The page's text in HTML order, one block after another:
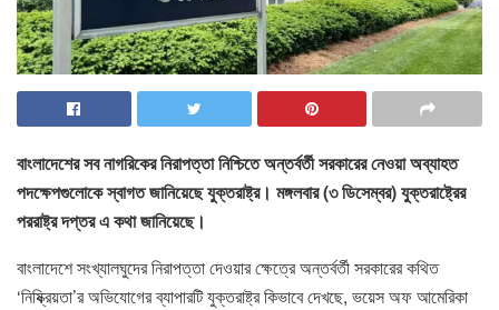
বাংলাদেশের সব নাগরিকের নিরাপত্তা নিশ্চিতে অন্তর্বর্তী সরকারের নেওয়া অব্যাহত
পদক্ষেপগুলোকে স্বাগত জানিয়েছে যুক্তরাষ্ট্র। মঙ্গলবার (৩ ডিসেম্বর) যুক্তরাষ্ট্রের
পররাষ্ট্র দপ্তর এ কথা জানিয়েছে।
বাংলাদেশে সংখ্যালঘুদের নিরাপত্তা দেওয়ার ক্ষেত্রে অন্তর্বর্তী সরকারের কথিত
‘নিষ্ক্রিয়তা’র অভিযোগের ব্যাপারটি যুক্তরাষ্ট্র কিভাবে দেখছে, ভয়েস অফ আমেরিকা